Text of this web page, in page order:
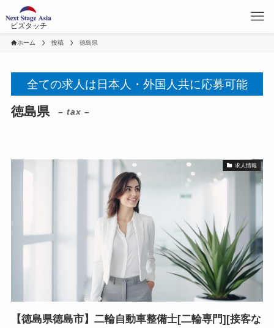
ビズタッチ
ホーム 投稿 徳島県
全ての求人は日本人・外国人共に応募可能
徳島県 – tax –
求人情報
【徳島県徳島市】二輪自動車整備士[二輪専門][接客な